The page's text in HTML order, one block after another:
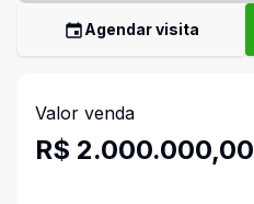
Agendar visita
Valor venda
R$ 2.000.000,00